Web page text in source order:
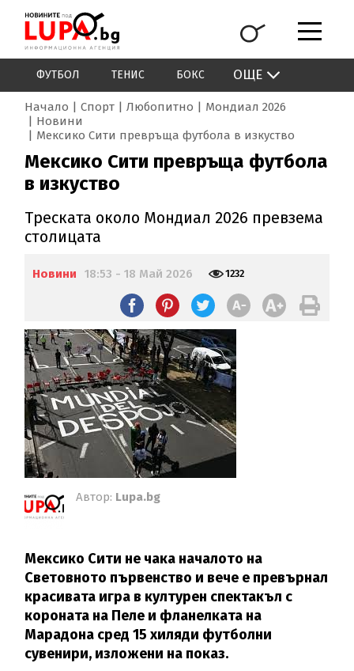
ФУТБОЛ ТЕНИС БОКС ОЩЕ
Начало Спорт Любопитно
Мондиал 2026
Новини
Мексико Сити превръща футбола в изкуство
Мексико Сити превръща футбола
в изкуство
Треската около Мондиал 2026 превзема
столицата
Новини 18:53 - 18 Май 2026 1232
Автор: Lupa.bg
Мексико Сити не чака началото на
Световното първенство и вече е превърнал
красивата игра в културен спектакъл с
короната на Пеле и фланелката на
Марадона сред 15 хиляди футболни
сувенири, изложени на показ.